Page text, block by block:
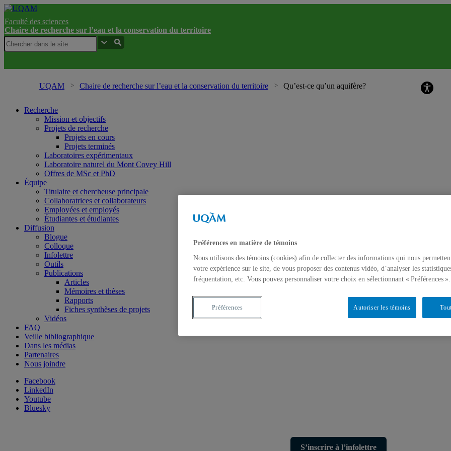
Faculté des sciences
Chaire de recherche sur l’eau et la conservation du territoire
UQAM Chaire de recherche sur l’eau et la conservation du territoire Qu’est-ce qu’un aquifère?
Recherche
Mission et objectifs
Projets de recherche
Projets en cours
Projets terminés
Laboratoires expérimentaux
Laboratoire naturel du Mont Covey Hill
Offres de MSc et PhD
Équipe
Titulaire et chercheuse principale
Collaboratrices et collaborateurs
Employées et employés
Étudiantes et étudiantes
Diffusion
Blogue
Colloque
Infolettre
Outils
Publications
Articles
Mémoires et thèses
Rapports
Fiches synthèses de projets
Vidéos
FAQ
Veille bibliographique
Dans les médias
Partenaires
Nous joindre
Facebook
LinkedIn
Youtube
Bluesky
S’inscrire à l’infolettre
Préférences en matière de témoins
Nous utilisons des témoins (cookies) afin de collecter des informations qui nous
votre expérience sur le site, de vous proposer des contenus vidéo, d’analyser les
fréquentation, etc. Vous pouvez personnaliser votre choix en sélectionnant « Préférences ».
Autoriser les témoins
Préférences